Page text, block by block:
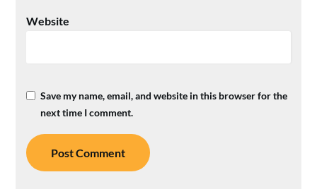
Website
Save my name, email, and website in this browser for the
next time I comment.